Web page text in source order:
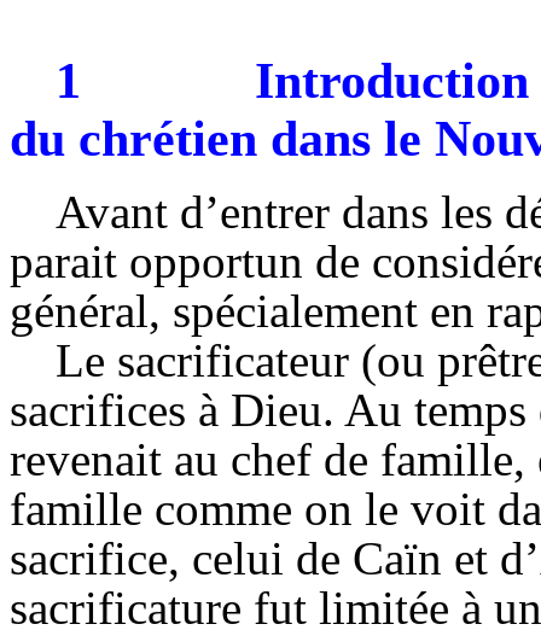
1
Introduction
du chrétien dans le
Avant d’entrer dans les
parait opportun de
général, spécialement en
Le sacrificateur (ou
sacrifices à Dieu. Au temps
revenait au chef de famille,
famille comme on le voit
sacrifice, celui de Caïn et
sacrificature fut limitée à